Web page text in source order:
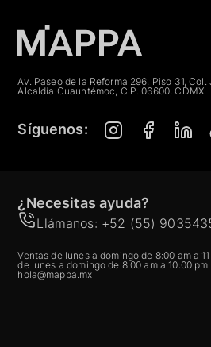
Av. Paseo de la Reforma 296, Piso 31, Col.
Alcaldía Cuauhtémoc, C.P. 06600, CDMX
Síguenos:
¿Necesitas ayuda?
Llámanos: +52 (55)
Ventas de lunes a domingo de 8:00 am a
de lunes a domingo de 8:00 am a 10:00
hola@mappa.mx